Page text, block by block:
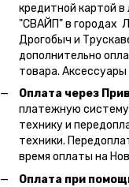
кредитной картой в
"СВАЙП" в городах
Дрогобыч и
дополнительно
товара.
Оплата через
платежную
технику и
техники.
время оплаты на
Оплата при